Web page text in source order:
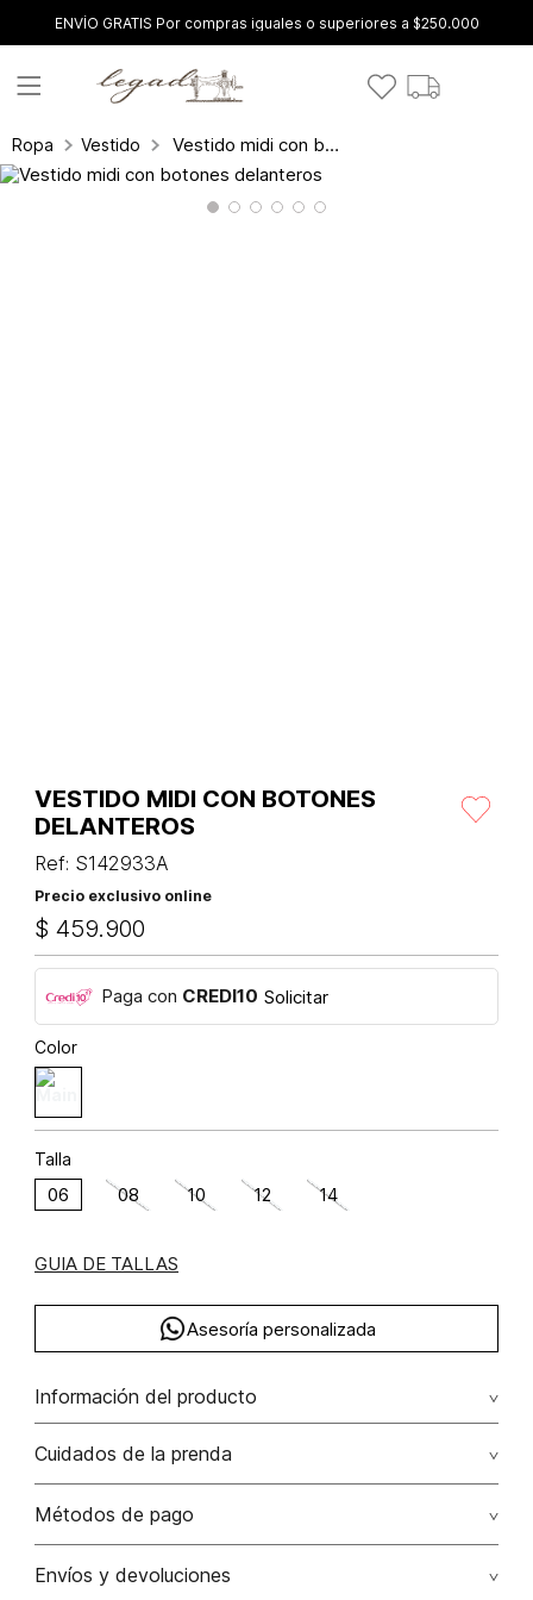
ENVÍO GRATIS Por compras iguales o superiores a $250.000
Ropa Vestidos Vestido midi con botones delanteros
VESTIDO MIDI CON BOTONES
DELANTEROS
Ref: S142933A
Precio exclusivo online
$ 459.900
Paga con CREDI10 Solicitar
Color
Talla
06 08 10 12 14
GUIA DE TALLAS
Asesoría personalizada
Información del producto
Vestido midi con botones delanteros lino 100% 100.00%
lino/linen
Cuidados de la prenda
Lavar a mano por separado / no dejar en remojo / no
Métodos de pago
Tarjetas de crédito: Visa, Dinners, Master Card y American
Envíos y devoluciones